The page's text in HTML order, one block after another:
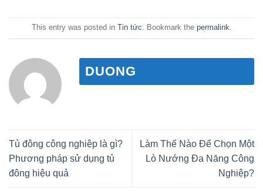
This entry was posted in Tin tức. Bookmark the permalink.
DUONG
Tủ đông công nghiệp là gì?
Phương pháp sử dụng tủ
đông hiệu quả
Làm Thế Nào Để Chọn Một
Lò Nướng Đa Năng Công
Nghiệp?